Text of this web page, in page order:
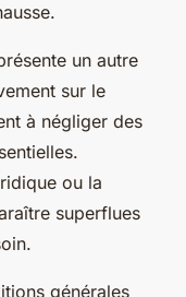
un autre
sur le
à négliger des
ou la
superflues
générales